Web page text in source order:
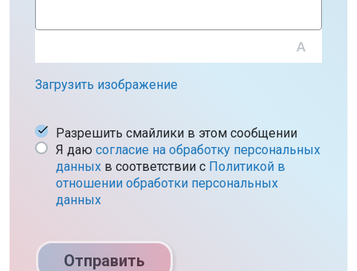
Загрузить изображение
Разрешить смайлики в этом сообщении
Я даю согласие на обработку персональных
данных в соответствии c Политикой в
отношении обработки персональных
данных
Отправить